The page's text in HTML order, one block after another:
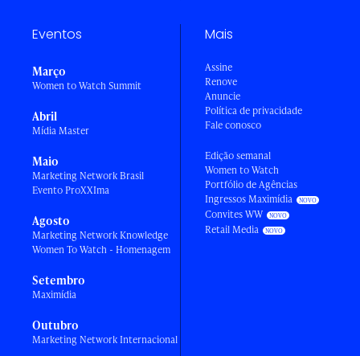
Eventos
Março
Women to Watch Summit
Abril
Mídia Master
Maio
Marketing Network Brasil
Evento ProXXIma
Agosto
Marketing Network Knowledge
Women To Watch - Homenagem
Setembro
Maximídia
Outubro
Marketing Network Internacional
Mais
Assine
Renove
Anuncie
Política de privacidade
Fale conosco
Edição semanal
Women to Watch
Portfólio de Agências
Ingressos Maximídia
Convites WW
Retail Media